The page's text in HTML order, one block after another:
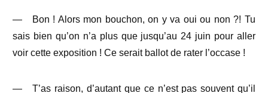
—
Bon ! Alors mon bouchon, on y va oui ou non ?! Tu
sais bien qu’on n’a plus que jusqu’au 24 juin pour aller
voir cette exposition ! Ce serait ballot de rater l’occase !
—
T’as raison, d’autant que ce n’est pas souvent qu’il